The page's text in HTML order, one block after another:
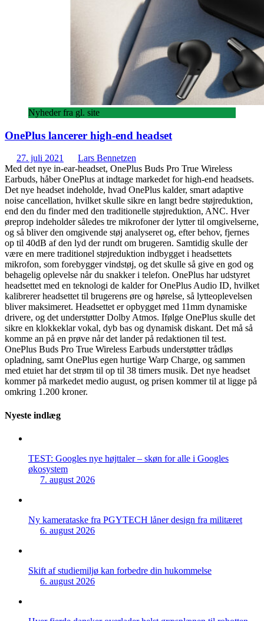
Nyheder fra gl. site
OnePlus lancerer high-end headset
27. juli 2021
Lars Bennetzen
Med det nye in-ear-headset, OnePlus Buds Pro True Wireless
Earbuds, håber OnePlus at indtage markedet for high-end headsets.
Det nye headset indeholde, hvad OnePlus kalder, smart adaptive
noise cancellation, hvilket skulle sikre en langt bedre støjreduktion,
end den du finder med den traditionelle støjreduktion, ANC. Hver
øreprop indeholder således tre mikrofoner der lytter til omgivelserne,
og så bliver den omgivende støj analyseret og, efter behov, fjernes
op til 40dB af den lyd der rundt om brugeren. Samtidig skulle der
være en mere traditionel støjreduktion indbygget i headsettets
mikrofon, som forebygger vindstøj, og det skulle så give en god og
behagelig oplevelse når du snakker i telefon. OnePlus har udstyret
headsettet med en teknologi de kalder for OnePlus Audio ID, hvilket
kalibrerer headsettet til brugerens øre og hørelse, så lytteoplevelsen
bliver maksimeret. Headsettet er opbygget med 11mm dynamiske
drivere, og det understøtter Dolby Atmos. Ifølge OnePlus skulle det
sikre en klokkeklar vokal, dyb bas og dynamisk diskant. Det må så
komme an på en prøve når det lander på redaktionen til test.
OnePlus Buds Pro True Wireless Earbuds understøtter trådløs
opladning, samt OnePlus egen hurtige Warp Charge, og sammen
med etuiet har det strøm til op til 38 timers musik. Det nye headset
kommer på markedet medio august, og prisen kommer til at ligge på
omkring 1.200 kroner.
Nyeste indlæg
TEST: Googles nye højttaler – skøn for alle i Googles
økosystem
7. august 2026
Ny kamerataske fra PGYTECH låner design fra militæret
6. august 2026
Skift af studiemiljø kan forbedre din hukommelse
6. august 2026